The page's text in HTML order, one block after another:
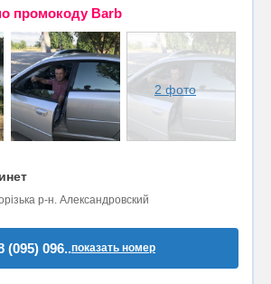
промокоду Barb
2 фото
р-н. Александровский
(095) 096..показать номер